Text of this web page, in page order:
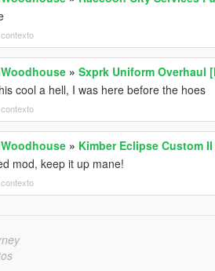
» Sxprk Uniform Overhaul
cool a hell, I was here before the hoes
» Kimber Eclipse Custom
mod, keep it up mane!